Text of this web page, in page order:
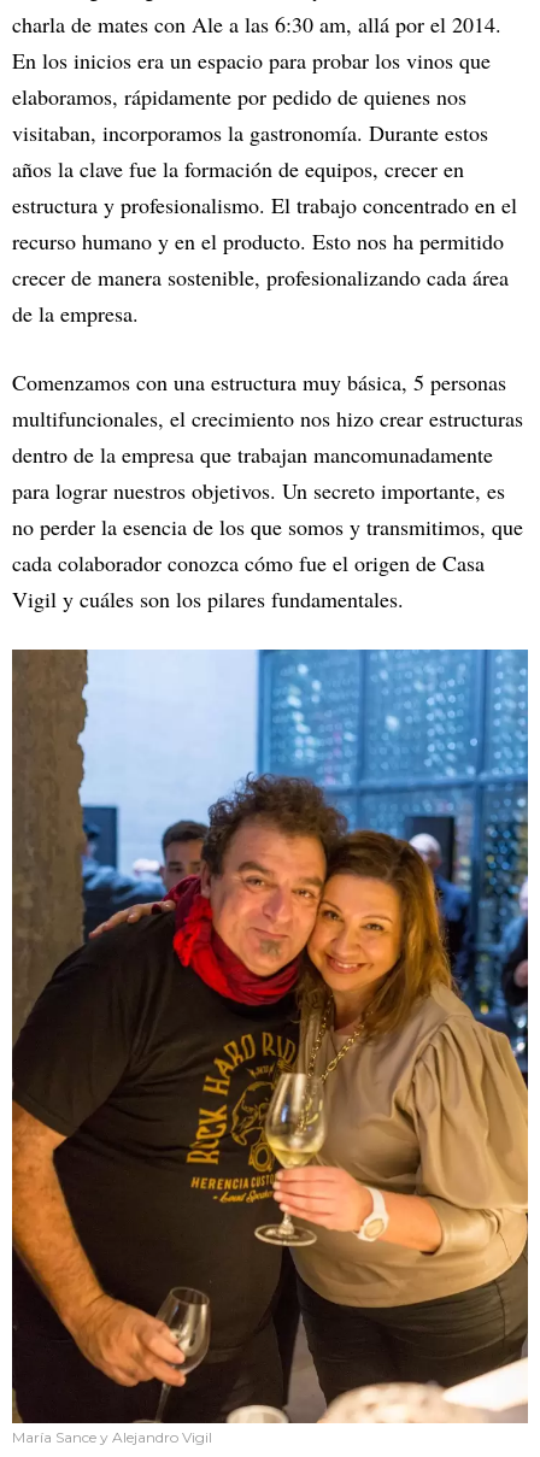
charla de mates con Ale a las 6:30 am, allá por el 2014.
En los inicios era un espacio para probar los vinos que
elaboramos, rápidamente por pedido de quienes nos
visitaban, incorporamos la gastronomía. Durante estos
años la clave fue la formación de equipos, crecer en
estructura y profesionalismo. El trabajo concentrado en el
recurso humano y en el producto. Esto nos ha permitido
crecer de manera sostenible, profesionalizando cada área
de la empresa.
Comenzamos con una estructura muy básica, 5 personas
multifuncionales, el crecimiento nos hizo crear estructuras
dentro de la empresa que trabajan mancomunadamente
para lograr nuestros objetivos. Un secreto importante, es
no perder la esencia de los que somos y transmitimos, que
cada colaborador conozca cómo fue el origen de Casa
Vigil y cuáles son los pilares fundamentales.
María Sance y Alejandro Vigil